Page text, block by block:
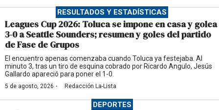
RESULTADOS Y ESTADÍSTICAS
Leagues Cup 2026: Toluca se impone en casa y golea
3-0 a Seattle Sounders; resumen y goles del partido
de Fase de Grupos
El encuentro apenas comenzaba cuando Toluca ya festejaba. Al
minuto 3, tras un tiro de esquina cobrado por Ricardo Angulo, Jesús
Gallardo apareció para poner el 1-0.
5 de agosto, 2026 · Redacción La-Lista
DEPORTES